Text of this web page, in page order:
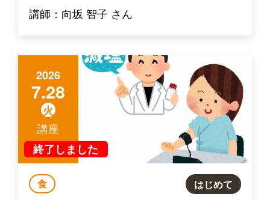
講師：向坂 智子 さん
2026
7.28
火
終了しました
講座
食 はじめて